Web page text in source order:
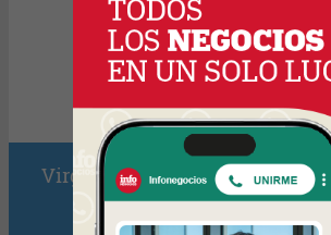
Virginia Chivetti